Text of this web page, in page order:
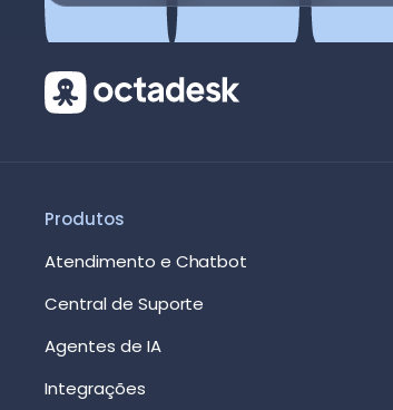
Produtos
Atendimento e Chatbot
Central de Suporte
Agentes de IA
Integrações